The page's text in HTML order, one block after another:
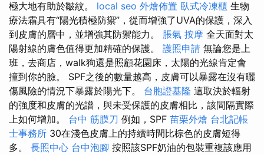
極大地有助於皺紋。 local seo 外燴佈置 臥式冷凍櫃 生物
療法霜具有“陽光積極防禦”，從而增強了UVA的保護，深入
到皮膚的層中，並增強其防禦能力。 脹氣 按摩 全天面對太
陽射線的膚色值得更加精確的保護。 護照申請 無論您是上
班，去商店，walk狗還是照顧花園床，太陽的光線肯定會
撞到你的臉。 SPF之後的數量越高，皮膚可以暴露在沒有曬
傷風險的情況下暴露於陽光下。 台胞證基隆 這取決於輻射
的強度和皮膚的光譜，與未受保護的皮膚相比，該間隔實際
上如何增加。 台中 筋膜刀 例如，SPF 苗栗外燴 台北記帳
士事務所 30在淺色皮膚上的持續時間比棕色的皮膚短得
多。 長照中心 台中泡腳 按照該SPF奶油的包裝重複該應用